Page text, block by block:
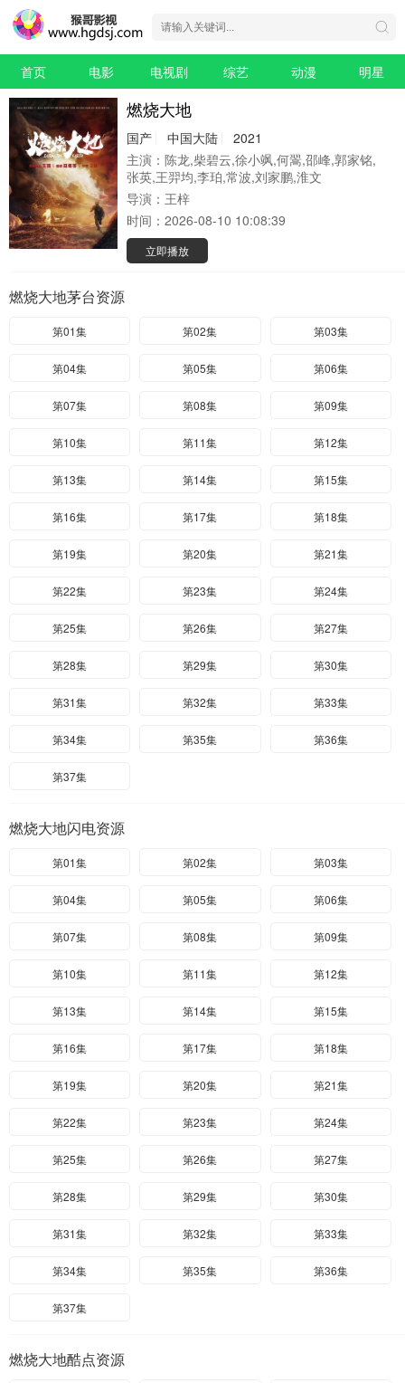
首页 电影 电视剧 综艺 动漫 明星
燃烧大地
国产 中国大陆
2021
主演： 陈龙,柴碧云,徐小飒,何翯,邵峰,郭家铭,
张英,王羿均,李珀,常波,刘家鹏,淮文
导演： 王梓
时间： 2026-08-10 10:08:39
立即播放
燃烧大地茅台资源
第01集 第02集 第03集
第04集 第05集 第06集
第07集 第08集 第09集
第10集 第11集 第12集
第13集 第14集 第15集
第16集 第17集 第18集
第19集 第20集 第21集
第22集 第23集 第24集
第25集 第26集 第27集
第28集 第29集 第30集
第31集 第32集 第33集
第34集 第35集 第36集
第37集
燃烧大地闪电资源
第01集 第02集 第03集
第04集 第05集 第06集
第07集 第08集 第09集
第10集 第11集 第12集
第13集 第14集 第15集
第16集 第17集 第18集
第19集 第20集 第21集
第22集 第23集 第24集
第25集 第26集 第27集
第28集 第29集 第30集
第31集 第32集 第33集
第34集 第35集 第36集
第37集
燃烧大地酷点资源